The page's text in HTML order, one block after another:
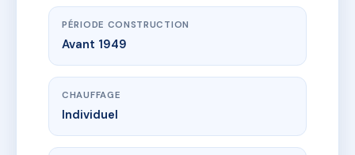
PÉRIODE CONSTRUCTION
Avant 1949
CHAUFFAGE
Individuel